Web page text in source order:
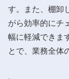
す。また、棚卸
がら効率的にチ
幅に軽減できま
とで、業務全体